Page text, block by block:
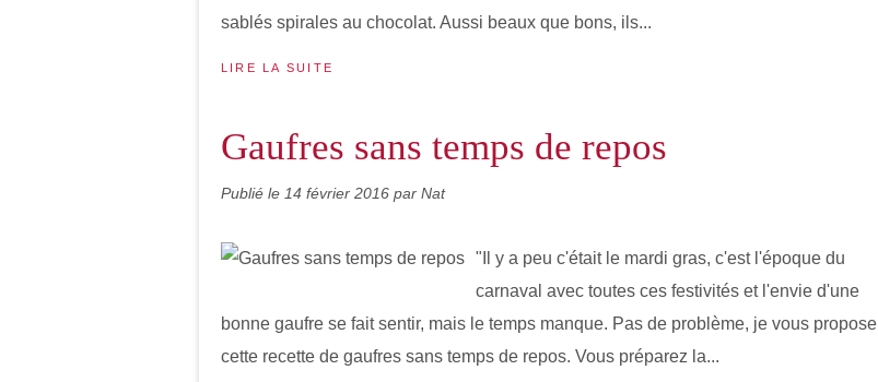
sablés spirales au chocolat. Aussi beaux que bons, ils...
LIRE LA SUITE
Gaufres sans temps de repos
Publié le 14 février 2016 par Nat
"Il y a peu c'était le mardi gras, c'est l'époque du
carnaval avec toutes ces festivités et l'envie d'une
bonne gaufre se fait sentir, mais le temps manque. Pas de problème, je vous propose
cette recette de gaufres sans temps de repos. Vous préparez la...